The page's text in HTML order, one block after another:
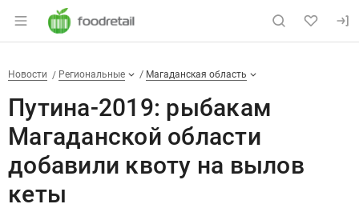
Раздел навигации по сайту
Путина-2019: рыбакам
Новости
Разделы
Новости Региональные Магаданская область
Путина-2019: рыбакам
Магаданской области
добавили квоту на вылов
кеты